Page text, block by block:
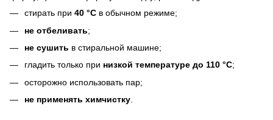
стирать при 40 °C в обычном режиме;
не отбеливать;
не сушить в стиральной машине;
гладить только при низкой температуре до 110 °C;
осторожно использовать пар;
не применять химчистку